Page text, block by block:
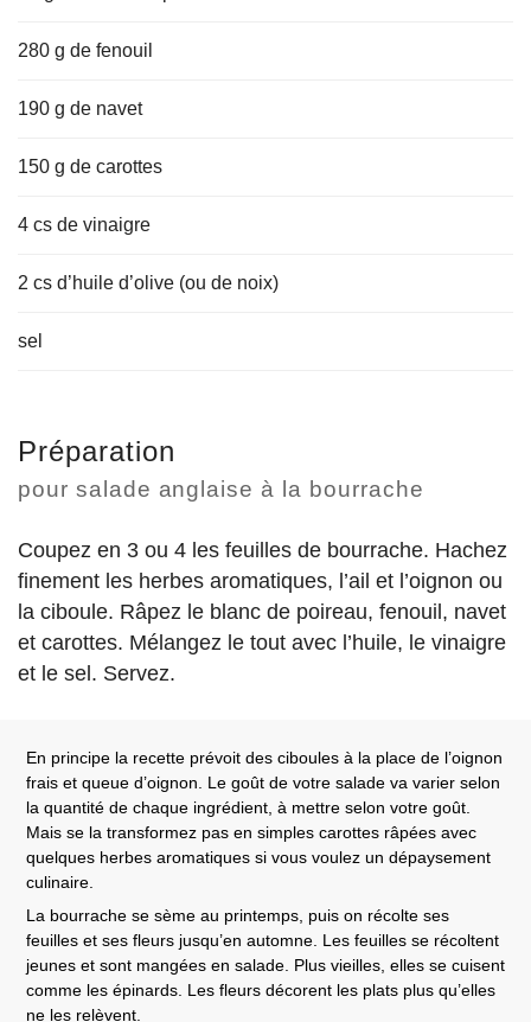
280 g de fenouil
190 g de navet
150 g de carottes
4 cs de vinaigre
2 cs d’huile d’olive (ou de noix)
sel
Préparation
pour salade anglaise à la bourrache
Coupez en 3 ou 4 les feuilles de bourrache. Hachez
finement les herbes aromatiques, l’ail et l’oignon ou
la ciboule. Râpez le blanc de poireau, fenouil, navet
et carottes. Mélangez le tout avec l’huile, le vinaigre
et le sel. Servez.
En principe la recette prévoit des ciboules à la place de l’oignon
frais et queue d’oignon. Le goût de votre salade va varier selon
la quantité de chaque ingrédient, à mettre selon votre goût.
Mais se la transformez pas en simples carottes râpées avec
quelques herbes aromatiques si vous voulez un dépaysement
culinaire.
La bourrache se sème au printemps, puis on récolte ses
feuilles et ses fleurs jusqu’en automne. Les feuilles se récoltent
jeunes et sont mangées en salade. Plus vieilles, elles se cuisent
comme les épinards. Les fleurs décorent les plats plus qu’elles
ne les relèvent.